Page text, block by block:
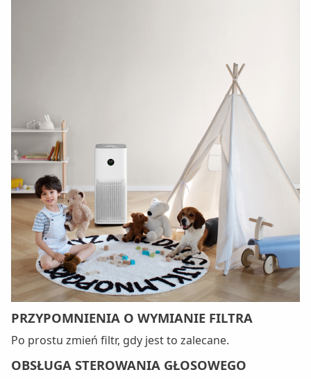
PRZYPOMNIENIA O WYMIANIE FILTRA
Po prostu zmień filtr, gdy jest to zalecane.
OBSŁUGA STEROWANIA GŁOSOWEGO